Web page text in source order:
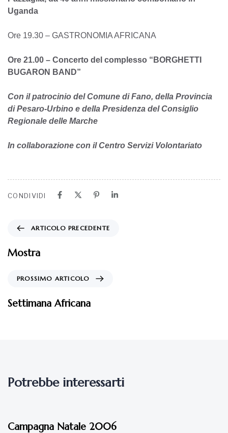
Uganda
Ore 19.30 – GASTRONOMIA AFRICANA
Ore 21.00 – Concerto del complesso “BORGHETTI
BUGARON BAND”
Con il patrocinio del Comune di Fano, della Provincia
di Pesaro-Urbino e della Presidenza del Consiglio
Regionale delle Marche
In collaborazione con il Centro Servizi Volontariato
CONDIVIDI
ARTICOLO PRECEDENTE
Mostra
PROSSIMO ARTICOLO
Settimana Africana
Potrebbe interessarti
Campagna Natale 2006